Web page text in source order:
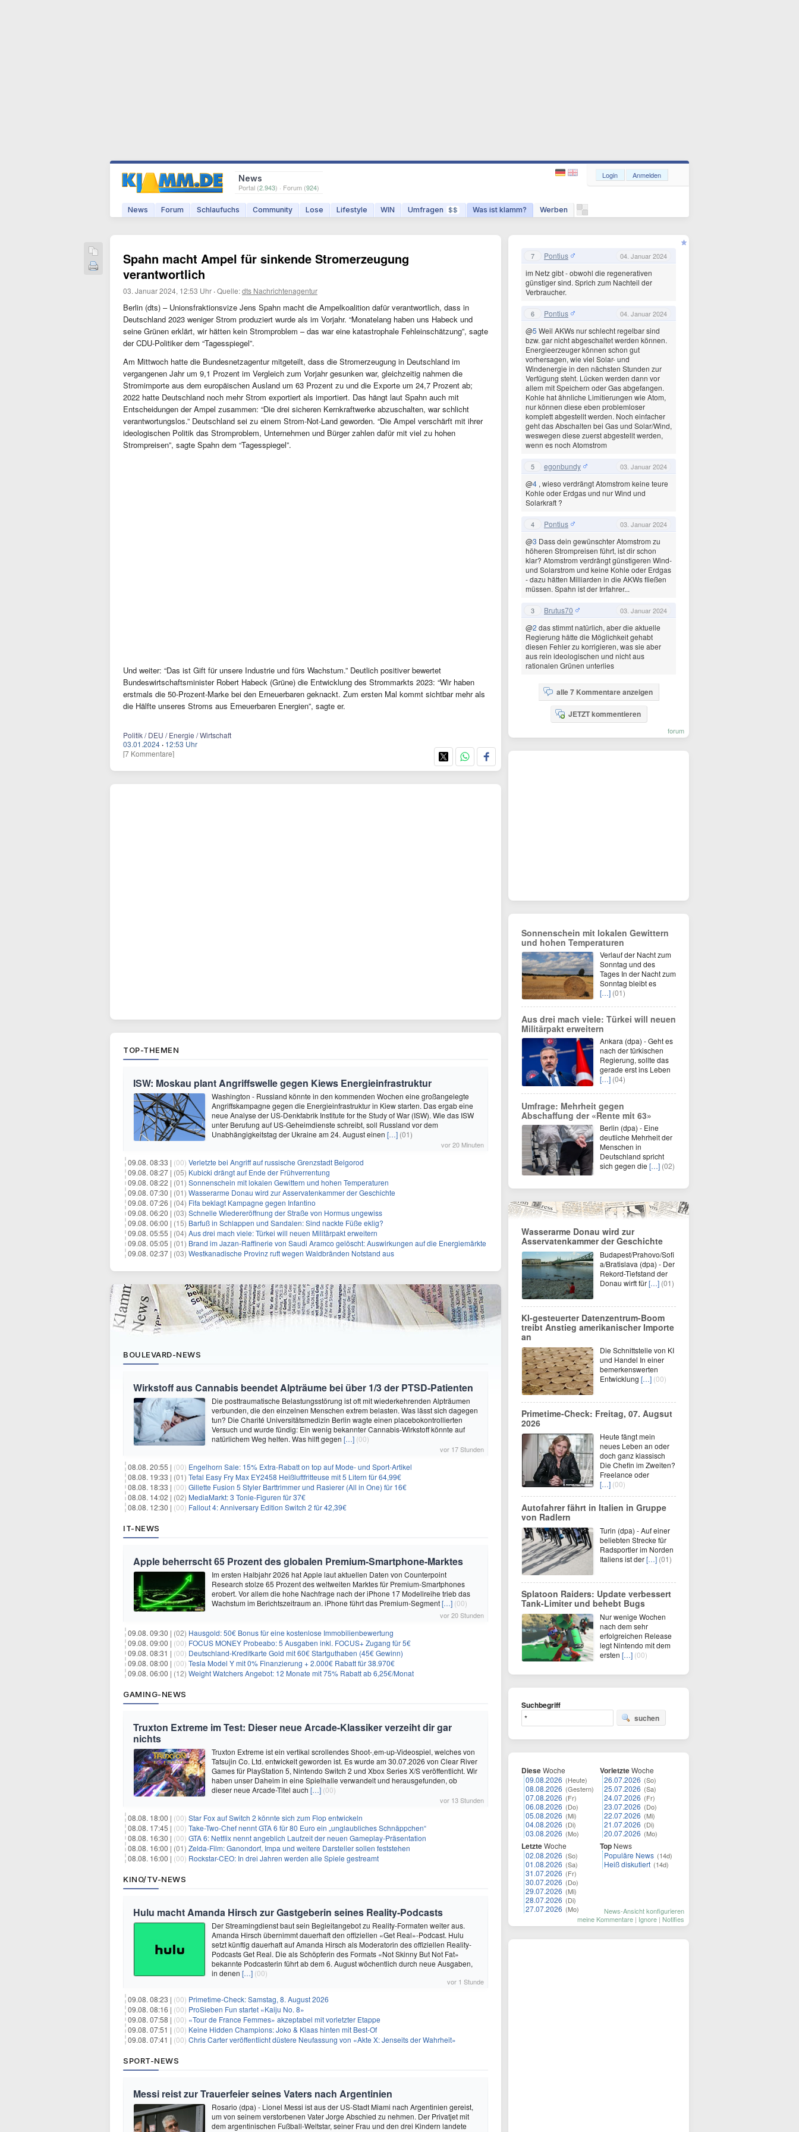
News
Portal (2.943) · Forum (924)
News Forum Schlaufuchs Community Lose Lifestyle WIN Umfragen $$ Was ist klamm? Werben
Login Anmelden
Spahn macht Ampel für sinkende Stromerzeugung
verantwortlich
03. Januar 2024, 12:53 Uhr ·Quelle:dts Nachrichtenagentur
Berlin (dts) – Unionsfraktionsvize Jens Spahn macht die Ampelkoalition dafür verantwortlich, dass in
Deutschland 2023 weniger Strom produziert wurde als im Vorjahr. “Monatelang haben uns Habeck und
seine Grünen erklärt, wir hätten kein Stromproblem – das war eine katastrophale Fehleinschätzung”, sagte
der CDU-Politiker dem “Tagesspiegel”.
Am Mittwoch hatte die Bundesnetzagentur mitgeteilt, dass die Stromerzeugung in Deutschland im
vergangenen Jahr um 9,1 Prozent im Vergleich zum Vorjahr gesunken war, gleichzeitig nahmen die
Stromimporte aus dem europäischen Ausland um 63 Prozent zu und die Exporte um 24,7 Prozent ab;
2022 hatte Deutschland noch mehr Strom exportiert als importiert. Das hängt laut Spahn auch mit
Entscheidungen der Ampel zusammen: “Die drei sicheren Kernkraftwerke abzuschalten, war schlicht
verantwortungslos.” Deutschland sei zu einem Strom-Not-Land geworden. “Die Ampel verschärft mit ihrer
ideologischen Politik das Stromproblem, Unternehmen und Bürger zahlen dafür mit viel zu hohen
Strompreisen”, sagte Spahn dem “Tagesspiegel”.
Und weiter: “Das ist Gift für unsere Industrie und fürs Wachstum.” Deutlich positiver bewertet
Bundeswirtschaftsminister Robert Habeck (Grüne) die Entwicklung des Strommarkts 2023: “Wir haben
erstmals die 50-Prozent-Marke bei den Erneuerbaren geknackt. Zum ersten Mal kommt sichtbar mehr als
die Hälfte unseres Stroms aus Erneuerbaren Energien”, sagte er.
Politik / DEU / Energie / Wirtschaft
03.01.2024 · 12:53 Uhr
[7 Kommentare]
TOP-THEMEN
ISW: Moskau plant Angriffswelle gegen Kiews Energieinfrastruktur
Washington - Russland könnte in den kommenden Wochen eine großangelegte
Angriffskampagne gegen die Energieinfrastruktur in Kiew starten. Das ergab eine
neue Analyse der US-Denkfabrik Institute for the Study of War (ISW). Wie das ISW
unter Berufung auf US-Geheimdienste schreibt, soll Russland vor dem
Unabhängigkeitstag der Ukraine am 24. August einen […] (01)
vor 20 Minuten
09.08. 08:33 | (00) Verletzte bei Angriff auf russische Grenzstadt Belgorod
09.08. 08:27 | (05) Kubicki drängt auf Ende der Frühverrentung
09.08. 08:22 | (01) Sonnenschein mit lokalen Gewittern und hohen Temperaturen
09.08. 07:30 | (01) Wasserarme Donau wird zur Asservatenkammer der Geschichte
09.08. 07:26 | (04) Fifa beklagt Kampagne gegen Infantino
09.08. 06:20 | (03) Schnelle Wiedereröffnung der Straße von Hormus ungewiss
09.08. 06:00 | (15) Barfuß in Schlappen und Sandalen: Sind nackte Füße eklig?
09.08. 05:55 | (04) Aus drei mach viele: Türkei will neuen Militärpakt erweitern
09.08. 05:05 | (01) Brand im Jazan-Raffinerie von Saudi Aramco gelöscht: Auswirkungen auf die Energiemärkte
09.08. 02:37 | (03) Westkanadische Provinz ruft wegen Waldbränden Notstand aus
BOULEVARD-NEWS
Wirkstoff aus Cannabis beendet Alpträume bei über 1/3 der PTSD-Patienten
Die posttraumatische Belastungsstörung ist oft mit wiederkehrenden Alpträumen
verbunden, die den einzelnen Menschen extrem belasten. Was lässt sich dagegen
tun? Die Charité Universitätsmedizin Berlin wagte einen placebokontrollierten
Versuch und wurde fündig: Ein wenig bekannter Cannabis-Wirkstoff könnte auf
natürlichem Weg helfen. Was hilft gegen […] (00)
vor 17 Stunden
08.08. 20:55 | (00) Engelhorn Sale: 15% Extra-Rabatt on top auf Mode- und Sport-Artikel
08.08. 19:33 | (01) Tefal Easy Fry Max EY2458 Heißluftfritteuse mit 5 Litern für 64,99€
08.08. 18:33 | (00) Gillette Fusion 5 Styler Barttrimmer und Rasierer (All in One) für 16€
08.08. 14:02 | (02) MediaMarkt: 3 Tonie-Figuren für 37€
08.08. 12:30 | (00) Fallout 4: Anniversary Edition Switch 2 für 42,39€
IT-NEWS
Apple beherrscht 65 Prozent des globalen Premium-Smartphone-Marktes
Im ersten Halbjahr 2026 hat Apple laut aktuellen Daten von Counterpoint
Research stolze 65 Prozent des weltweiten Marktes für Premium-Smartphones
erobert. Vor allem die hohe Nachfrage nach der iPhone 17 Modellreihe trieb das
Wachstum im Berichtszeitraum an. iPhone führt das Premium-Segment[…] (00)
vor 20 Stunden
09.08. 09:30 | (02) Hausgold: 50€ Bonus für eine kostenlose Immobilienbewertung
09.08. 09:00 | (00) FOCUS MONEY Probeabo: 5 Ausgaben inkl. FOCUS+ Zugang für 5€
09.08. 08:31 | (00) Deutschland-Kreditkarte Gold mit 60€ Startguthaben (45€ Gewinn)
09.08. 08:00 | (00) Tesla Model Y mit 0% Finanzierung + 2.000€ Rabatt für 38.970€
09.08. 06:00 | (12) Weight Watchers Angebot: 12 Monate mit 75% Rabatt ab 6,25€/Monat
GAMING-NEWS
Truxton Extreme im Test: Dieser neue Arcade-Klassiker verzeiht dir gar
nichts
Truxton Extreme ist ein vertikal scrollendes Shoot-‚em-up-Videospiel, welches von
Tatsujin Co. Ltd. entwickelt geworden ist. Es wurde am 30.07.2026 von Clear River
Games für PlayStation 5, Nintendo Switch 2 und Xbox Series X/S veröffentlicht. Wir
haben unser Daheim in eine Spielhalle verwandelt und herausgefunden, ob
dieser neue Arcade-Titel auch […] (00)
vor 13 Stunden
08.08. 18:00 | (00) Star Fox auf Switch 2 könnte sich zum Flop entwickeln
08.08. 17:45 | (00) Take-Two-Chef nennt GTA 6 für 80 Euro ein „unglaubliches Schnäppchen“
08.08. 16:30 | (00) GTA 6: Netflix nennt angeblich Laufzeit der neuen Gameplay-Präsentation
08.08. 16:00 | (01) Zelda-Film: Ganondorf, Impa und weitere Darsteller sollen feststehen
08.08. 16:00 | (00) Rockstar-CEO: In drei Jahren werden alle Spiele gestreamt
KINO/TV-NEWS
Hulu macht Amanda Hirsch zur Gastgeberin seines Reality-Podcasts
Der Streamingdienst baut sein Begleitangebot zu Reality-Formaten weiter aus.
Amanda Hirsch übernimmt dauerhaft den offiziellen «Get Real»-Podcast. Hulu
setzt künftig dauerhaft auf Amanda Hirsch als Moderatorin des offiziellen Reality-
Podcasts Get Real. Die als Schöpferin des Formats «Not Skinny But Not Fat»
bekannte Podcasterin führt ab dem 6. August wöchentlich durch neue Ausgaben,
in denen […] (00)
vor 1 Stunde
09.08. 08:23 | (00) Primetime-Check: Samstag, 8. August 2026
09.08. 08:16 | (00) ProSieben Fun startet «Kaiju No. 8»
09.08. 07:58 | (00) «Tour de France Femmes» akzeptabel mit vorletzter Etappe
09.08. 07:51 | (00) Keine Hidden Champions: Joko & Klaas hinten mit Best-Of
09.08. 07:41 | (00) Chris Carter veröffentlicht düstere Neufassung von «Akte X: Jenseits der Wahrheit»
SPORT-NEWS
Messi reist zur Trauerfeier seines Vaters nach Argentinien
Rosario (dpa) - Lionel Messi ist aus der US-Stadt Miami nach Argentinien gereist,
um von seinem verstorbenen Vater Jorge Abschied zu nehmen. Der Privatjet mit
dem argentinischen Fußball-Weltstar, seiner Frau und den drei Kindern landete
7 Pontius 04. Januar 2024
im Netz gibt - obwohl die regenerativen
günstiger sind. Sprich zum Nachteil der
Verbraucher.
6 Pontius 04. Januar 2024
@5 Weil AKWs nur schlecht regelbar sind
bzw. gar nicht abgeschaltet werden können.
Energieerzeuger können schon gut
vorhersagen, wie viel Solar- und
Windenergie in den nächsten Stunden zur
Verfügung steht. Lücken werden dann vor
allem mit Speichern oder Gas abgefangen.
Kohle hat ähnliche Limitierungen wie Atom,
nur können diese eben problemloser
komplett abgestellt werden. Noch einfacher
geht das Abschalten bei Gas und Solar/Wind,
weswegen diese zuerst abgestellt werden,
wenn es noch Atomstrom
5 egonbundy 03. Januar 2024
@4 , wieso verdrängt Atomstrom keine teure
Kohle oder Erdgas und nur Wind und
Solarkraft ?
4 Pontius 03. Januar 2024
@3 Dass dein gewünschter Atomstrom zu
höheren Strompreisen führt, ist dir schon
klar? Atomstrom verdrängt günstigeren Wind-
und Solarstrom und keine Kohle oder Erdgas
- dazu hätten Milliarden in die AKWs fließen
müssen. Spahn ist der Irrfahrer...
3 Brutus70 03. Januar 2024
@2 das stimmt natürlich, aber die aktuelle
Regierung hätte die Möglichkeit gehabt
diesen Fehler zu korrigieren, was sie aber
aus rein ideologischen und nicht aus
rationalen Grünen unterlies
alle 7 Kommentare anzeigen
JETZT kommentieren
forum
Sonnenschein mit lokalen Gewittern
und hohen Temperaturen
Verlauf der Nacht zum
Sonntag und des
Tages In der Nacht zum
Sonntag bleibt es
[…] (01)
Aus drei mach viele: Türkei will neuen
Militärpakt erweitern
Ankara (dpa) - Geht es
nach der türkischen
Regierung, sollte das
gerade erst ins Leben
[…] (04)
Umfrage: Mehrheit gegen
Abschaffung der «Rente mit 63»
Berlin (dpa) - Eine
deutliche Mehrheit der
Menschen in
Deutschland spricht
sich gegen die […] (02)
Wasserarme Donau wird zur
Asservatenkammer der Geschichte
Budapest/Prahovo/Sofi
a/Bratislava (dpa) - Der
Rekord-Tiefstand der
Donau wirft für[…] (01)
KI-gesteuerter Datenzentrum-Boom
treibt Anstieg amerikanischer Importe
an
Die Schnittstelle von KI
und Handel In einer
bemerkenswerten
Entwicklung […] (00)
Primetime-Check: Freitag, 07. Augsut
2026
Heute fängt mein
neues Leben an oder
doch ganz klassisch
Die Chefin im Zweiten?
Freelance oder
[…] (00)
Autofahrer fährt in Italien in Gruppe
von Radlern
Turin (dpa) - Auf einer
beliebten Strecke für
Radsportler im Norden
Italiens ist der[…] (01)
Splatoon Raiders: Update verbessert
Tank-Limiter und behebt Bugs
Nur wenige Wochen
nach dem sehr
erfolgreichen Release
legt Nintendo mit dem
ersten […] (00)
Suchbegriff
suchen
DieseWoche
09.08.2026 (Heute)
08.08.2026 (Gestern)
07.08.2026 (Fr)
06.08.2026 (Do)
05.08.2026 (Mi)
04.08.2026 (Di)
03.08.2026 (Mo)
LetzteWoche
02.08.2026 (So)
01.08.2026 (Sa)
31.07.2026 (Fr)
30.07.2026 (Do)
29.07.2026 (Mi)
28.07.2026 (Di)
27.07.2026 (Mo)
VorletzteWoche
26.07.2026 (So)
25.07.2026 (Sa)
24.07.2026 (Fr)
23.07.2026 (Do)
22.07.2026 (Mi)
21.07.2026 (Di)
20.07.2026 (Mo)
Top News
Populäre News (14d)
Heiß diskutiert (14d)
News-Ansicht konfigurieren
meine Kommentare | Ignore | Notifies